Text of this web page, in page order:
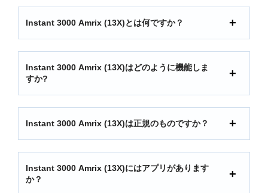
Instant 3000 Amrix (13X)とは何ですか？
Instant 3000 Amrix (13X)はどのように機能しま
すか?
Instant 3000 Amrix (13X)は正規のものですか？
Instant 3000 Amrix (13X)にはアプリがあります
か？